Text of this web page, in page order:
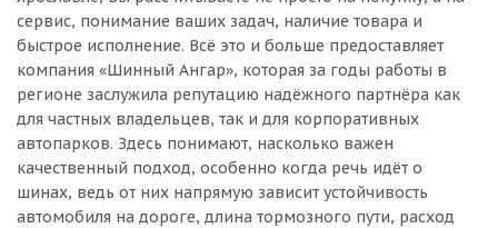
сервис, понимание ваших задач, наличие товара и
быстрое исполнение. Всё это и больше предоставляет
компания «Шинный Ангар», которая за годы работы в
регионе заслужила репутацию надёжного партнёра как
для частных владельцев, так и для корпоративных
автопарков. Здесь понимают, насколько важен
качественный подход, особенно когда речь идёт о
шинах, ведь от них напрямую зависит устойчивость
автомобиля на дороге, длина тормозного пути, расход